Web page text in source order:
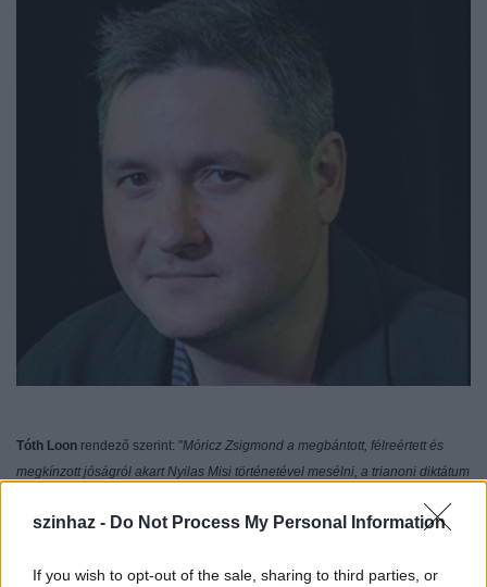
szinhaz - Do Not Process My Personal Information
If you wish to opt-out of the sale, sharing to third parties, or
Tóth Loon rendező szerint: "Móricz Zsigmond a megbántott, félreértett és
megkínzott jóságról akart Nyilas Misi történetével mesélni, a trianoni diktátum
gyerekregénynek szánta a történetet, nem kötelezõ házi olvasmánynak,
erkölcsileg helyes válaszunk lehet rá – az, hogy legyünk jók! Jók